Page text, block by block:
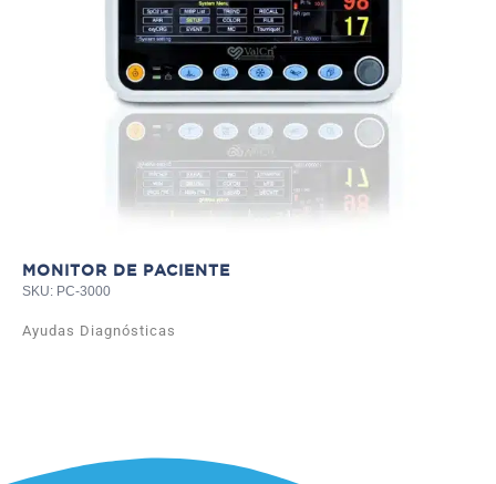
MONITOR DE PACIENTE
SKU: PC-3000
Ayudas Diagnósticas